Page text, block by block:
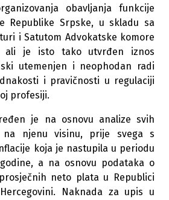
obavljanja funkcije
Republike Srpske, u skladu sa
i Satutom Advokatske komore
ali je isto tako utvrđen iznos
utemenjen i neophodan radi
i pravičnosti u regulaciji
profesiji.
je na osnovu analize svih
njenu visinu, prije svega s
koja je nastupila u periodu
a na osnovu podataka o
neto plata u Republici
Naknada za upis u